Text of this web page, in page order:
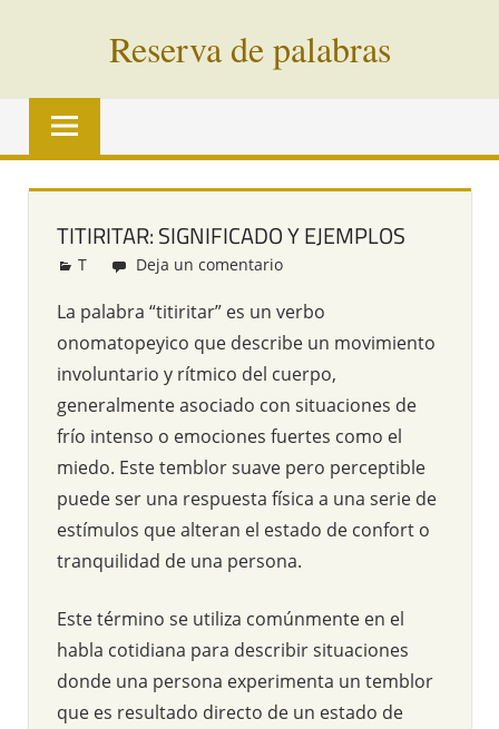
Reserva de palabras
Palabras
vías
todo
mundo
TITIRITAR: SIGNIFICADO Y EJEMPLOS
Redacción
T Deja un comentario
La palabra “titiritar” es un verbo
onomatopeyico que describe un movimiento
involuntario y rítmico del cuerpo,
generalmente asociado con situaciones de
frío intenso o emociones fuertes como el
miedo. Este temblor suave pero perceptible
puede ser una respuesta física a una serie de
estímulos que alteran el estado de confort o
tranquilidad de una persona.
Este término se utiliza comúnmente en el
habla cotidiana para describir situaciones
donde una persona experimenta un temblor
que es resultado directo de un estado de